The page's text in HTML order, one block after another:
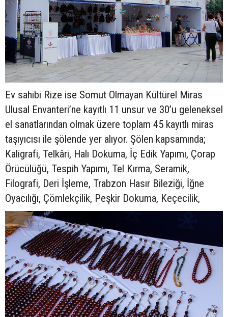
Ev sahibi Rize ise Somut Olmayan Kültürel Miras
Ulusal Envanteri’ne kayıtlı 11 unsur ve 30’u geleneksel
el sanatlarından olmak üzere toplam 45 kayıtlı miras
taşıyıcısı ile şölende yer alıyor. Şölen kapsamında;
Kaligrafi, Telkâri, Halı Dokuma, İç Edik Yapımı, Çorap
Örücülüğü, Tespih Yapımı, Tel Kırma, Seramik,
Filografi, Deri İşleme, Trabzon Hasır Bileziği, İğne
Oyacılığı, Çömlekçilik, Peşkir Dokuma, Keçecilik,